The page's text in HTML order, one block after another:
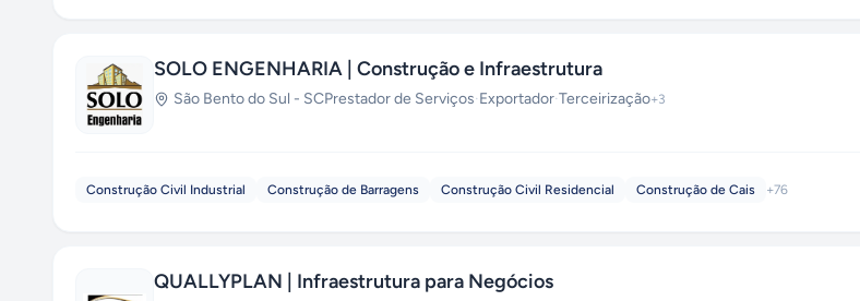
SOLO ENGENHARIA | Construção e Infraestrutura
São Bento do Sul - SCPrestador de Serviços·Exportador·Terceirização+3
Construção Civil Industrial Construção de Barragens Construção Civil Residencial Construção de Cais +76
QUALLYPLAN | Infraestrutura para Negócios